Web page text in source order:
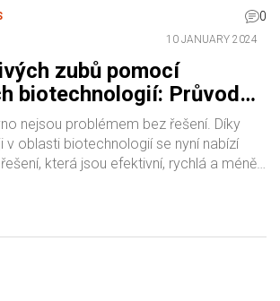
0
10 JANUARY 2024
zubů pomocí
biotechnologií: Průvodce
nejsou problémem bez řešení. Díky
v oblasti biotechnologií se nyní nabízí
která jsou efektivní, rychlá a méně
každého, kdo touží po dokonalém